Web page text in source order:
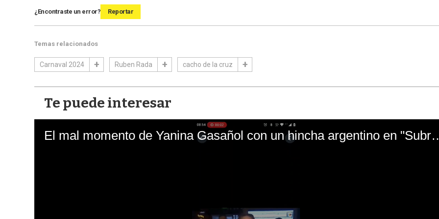
¿Encontraste un error? Reportar
Temas relacionados
Carnaval 2024 Ruben Rada cacho de la cruz
Te puede interesar
El mal momento de Yanina